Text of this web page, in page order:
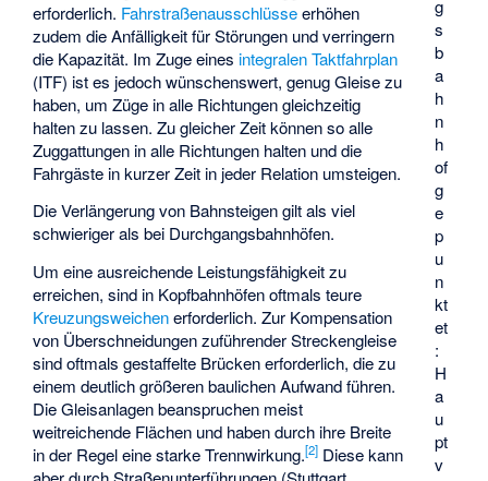
g
s
b
a
h
n
h
of
g
e
p
u
n
kt
et
:
H
a
u
pt
v
erforderlich. Fahrstraßenausschlüsseerhöhen
zudem die Anfälligkeit für Störungen und verringern
die Kapazität. Im Zuge eines integralen Taktfahrplan
(ITF) ist es jedoch wünschenswert, genug Gleise zu
haben, um Züge in alle Richtungen gleichzeitig
halten zu lassen. Zu gleicher Zeit können so alle
Zuggattungen in alle Richtungen halten und die
Fahrgäste in kurzer Zeit in jeder Relation umsteigen.
Die Verlängerung von Bahnsteigen gilt als viel
schwieriger als bei Durchgangsbahnhöfen.
Um eine ausreichende Leistungsfähigkeit zu
erreichen, sind in Kopfbahnhöfen oftmals teure
Kreuzungsweichenerforderlich. Zur Kompensation
von Überschneidungen zuführender Streckengleise
sind oftmals gestaffelte Brücken erforderlich, die zu
einem deutlich größeren baulichen Aufwand führen.
Die Gleisanlagen beanspruchen meist
weitreichende Flächen und haben durch ihre Breite
in der Regel eine starkeTrennwirkung.[2] Diese kann